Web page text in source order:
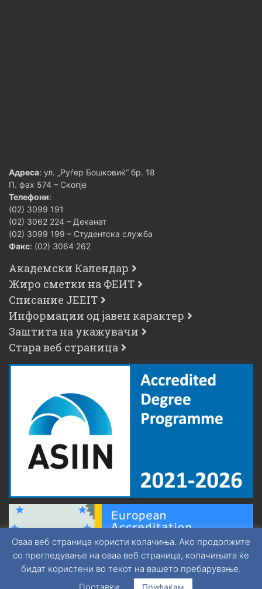
Адреса: ул. „Руѓер Бошковиќ“ бр. 18
П. фах 574 – Скопје
Телефони:
(02) 3099 191
(02) 3062 224 – Деканат
(02) 3099 199 – Студентска служба
Факс: (02) 3064 262
Академски Календар
Жиро сметки на ФЕИТ
Списание JEEIT
Информации од јавен карактер
Заштита на укажувачи
Стара веб страница
Оваа веб страница користи колачиња. Ако продолжите
со прегледување на оваа веб страница, колачињата ќе
бидат користени во текот на вашето пребарување.
Прифаќам